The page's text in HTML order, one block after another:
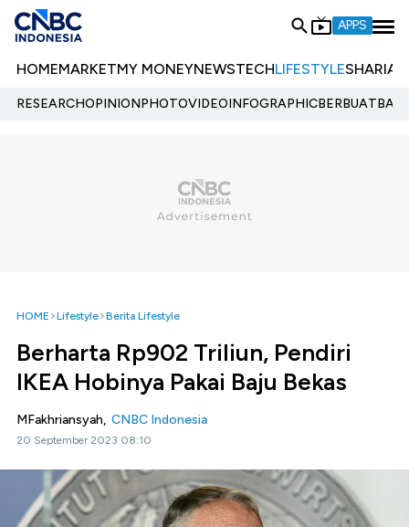
APPS
HOMEMARKETMY MONEYNEWSTECHLIFESTYLESHARIA
RESEARCHOPINIONPHOTOVIDEOINFOGRAPHIC
HOME Lifestyle Berita Lifestyle
Berharta Rp902 Triliun, Pendiri
IKEA Hobinya Pakai Baju Bekas
MFakhriansyah, CNBC Indonesia
20 September 2023 08:10